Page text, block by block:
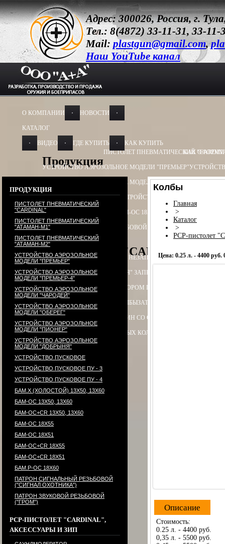
Адрес: 300026, Россия, г.
Тел.: 8(4872) 33-11-31, 33-11-
Mail: plastgun@gmail.com,
Наш YouTube канал
О КОМПАНИИ НОВОСТИ
КАТАЛОГ
Продукция
ПИСТОЛЕТ ПНЕВМАТИЧЕСКИЙ
УСТРОЙСТВО АЭРОЗОЛЬНОЕ МОДЕЛИ "ПРЕМЬЕР"
УСТРОЙСТВО АЭРОЗОЛЬНОЕ МОДЕЛИ "ОБЕРЕГ"
УСТРОЙСТВО ПУСКОВОЕУСТРОЙСТВО ПУСКОВОЕ ПУ - 3
БАМ-ОС+CR 13Х50, 13Х60 БАМ-ОС 18Х55 БАМ-ОС 18Х51
ПАТРОН СИГНАЛЬНЫЙ РЕЗЬБОВОЙ ("СИГНАЛ ОХОТНИКА")
PCP-пистолет "CARDINAL",
ЭЛЕКТРОПРИКЛАД ПРИКЛАД НЕЗАПРАВЛЯЕМЫЙ В СБОРЕ
ПРИКЛАД - КОЛБА ("ГОРЯЧАЯ" ЗАПРАВКА) В СБОРЕ
ПРИКЛАД - КОЛБА С РЕДУКТОРОМ ПОПЕРЕЧНЫМ В СБОРЕ
РЕДУКТОР ПОПЕРЕЧНЫЙ КОЛБЫЗАТЫЛЬНИК КОЛБЫ ⌀60-61 В
МАГАЗИН СО СТАЛЬНЫМИ
КОМПЛЕКТ УПЛОТНИТЕЛЬНЫХ КОЛЕЦ
ВИДЕО ГДЕ КУПИТЬ
КАК КУПИТЬ
КАК
ПРОДУКЦИЯ
ПИСТОЛЕТ ПНЕВМАТИЧЕСКИЙ
"CARDINAL"
ПИСТОЛЕТ ПНЕВМАТИЧЕСКИЙ
"АТАМАН-М1"
ПИСТОЛЕТ ПНЕВМАТИЧЕСКИЙ
"АТАМАН-М2"
УСТРОЙСТВО АЭРОЗОЛЬНОЕ
МОДЕЛИ "ПРЕМЬЕР"
УСТРОЙСТВО АЭРОЗОЛЬНОЕ
МОДЕЛИ "ПРЕМЬЕР-4"
УСТРОЙСТВО АЭРОЗОЛЬНОЕ
МОДЕЛИ "ЧАРОДЕЙ"
УСТРОЙСТВО АЭРОЗОЛЬНОЕ
МОДЕЛИ "ОБЕРЕГ"
УСТРОЙСТВО АЭРОЗОЛЬНОЕ
МОДЕЛИ "ПИОНЕР"
УСТРОЙСТВО АЭРОЗОЛЬНОЕ
МОДЕЛИ "ДОБРЫНЯ"
УСТРОЙСТВО ПУСКОВОЕ
УСТРОЙСТВО ПУСКОВОЕ ПУ - 3
УСТРОЙСТВО ПУСКОВОЕ ПУ - 4
БАМ.Х (ХОЛОСТОЙ) 13Х50, 13Х60
БАМ-ОС 13Х50, 13Х60
БАМ-ОС+CR 13Х50, 13Х60
БАМ-ОС 18Х55
БАМ-ОС 18Х51
БАМ-OC+CR 18X55
БАМ-ОС+CR 18Х51
БАМ.Р-ОС 18Х60
ПАТРОН СИГНАЛЬНЫЙ РЕЗЬБОВОЙ
("СИГНАЛ ОХОТНИКА")
ПАТРОН ЗВУКОВОЙ РЕЗЬБОВОЙ
("ГРОМ")
PCP-ПИСТОЛЕТ "CARDINAL",
АКСЕССУАРЫ И ЗИП
Колбы
Главная
>
Каталог
>
PCP-пистолет
Цена: 0.25 л. - 4400 руб.
Описание
Стоимость:
0.25 л. - 4400 руб.
0,35 л. - 5500 руб.